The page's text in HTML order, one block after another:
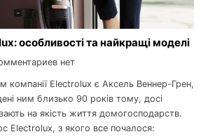
особливості та найкращі моделі
нет
компанії Electrolux є Аксель Веннер-Грен,
ним близько 90 років тому, досі
на якість життя домогосподарств.
Electrolux, з якого все почалося: